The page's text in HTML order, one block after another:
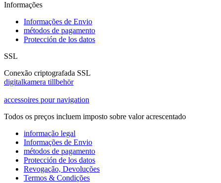
Informações
Informações de Envio
métodos de pagamento
Protección de los datos
SSL
Conexão criptografada SSL
digitalkamera tillbehör
accessoires pour navigation
Todos os preços incluem imposto sobre valor acrescentado
informação legal
Informações de Envio
métodos de pagamento
Protección de los datos
Revogação, Devoluções
Termos & Condições